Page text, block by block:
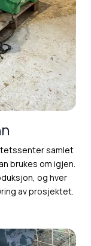
samlet
brukes om igjen.
og hver
av prosjektet.